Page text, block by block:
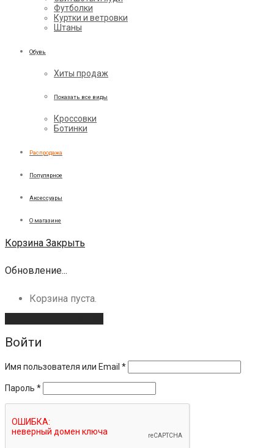
Футболки
Куртки и ветровки
Штаны
Обувь
Хиты продаж
Показать все виды
Кроссовки
Ботинки
Распродажа
Популярное
Аксессуары
О магазине
Корзина Закрыть
Обновление...
Корзина пуста.
Войти
Имя пользователя или Email *
Пароль *